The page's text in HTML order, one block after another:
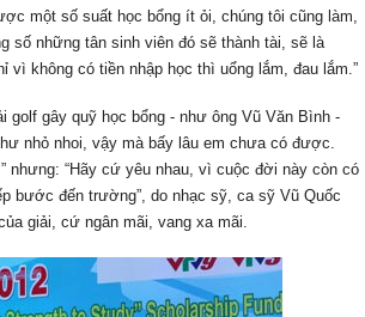
một số suất học bổng ít ỏi, chúng tôi cũng làm,
số những tân sinh viên đó sẽ thành tài, sẽ là
không có tiền nhập học thì uổng lắm, đau lắm.”
gây quỹ học bổng - như ông Vũ Văn Bình -
nhỏ nhoi, vậy mà bấy lâu em chưa có được.
“Hãy cứ yêu nhau, vì cuộc đời này còn có
bước đến trường”, do nhạc sỹ, ca sỹ Vũ Quốc
giải, cứ ngân mãi, vang xa mãi.